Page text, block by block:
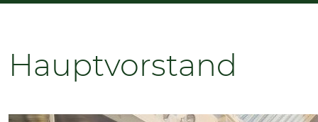
GDL-JUGEND
Hauptvorstand